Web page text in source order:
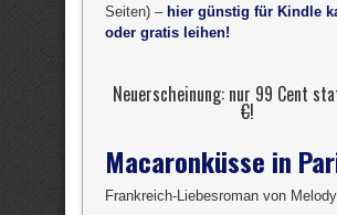
Seiten) – hier günstig für Kindle
oder gratis leihen!
Neuerscheinung: nur 99 Cent
€!
Macaronküsse in
Frankreich-Liebesroman von